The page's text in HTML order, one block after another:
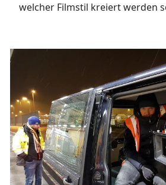
welcher Filmstil kreiert werden